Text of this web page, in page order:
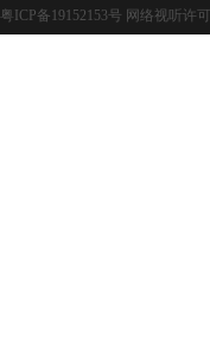
粤ICP备19152153号 网络视听许